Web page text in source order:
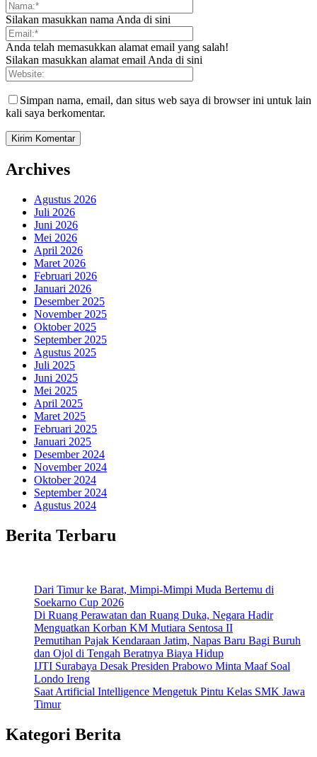
Silakan masukkan nama Anda di sini
Anda telah memasukkan alamat email yang salah!
Silakan masukkan alamat email Anda di sini
Simpan nama, email, dan situs web saya di browser ini untuk lain
kali saya berkomentar.
Archives
Agustus 2026
Juli 2026
Juni 2026
Mei 2026
April 2026
Maret 2026
Februari 2026
Januari 2026
Desember 2025
November 2025
Oktober 2025
September 2025
Agustus 2025
Juli 2025
Juni 2025
Mei 2025
April 2025
Maret 2025
Februari 2025
Januari 2025
Desember 2024
November 2024
Oktober 2024
September 2024
Agustus 2024
Berita Terbaru
Dari Timur ke Barat, Mimpi-Mimpi Muda Bertemu di
Soekarno Cup 2026
Di Ruang Perawatan dan Ruang Duka, Negara Hadir
Menguatkan Korban KM Mutiara Sentosa II
Pemutihan Pajak Kendaraan Jatim, Napas Baru Bagi Buruh
dan Ojol di Tengah Beratnya Biaya Hidup
IJTI Surabaya Desak Presiden Prabowo Minta Maaf Soal
Londo Ireng
Saat Artificial Intelligence Mengetuk Pintu Kelas SMK Jawa
Timur
Kategori Berita